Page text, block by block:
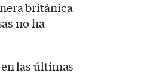
británica
no ha
las últimas